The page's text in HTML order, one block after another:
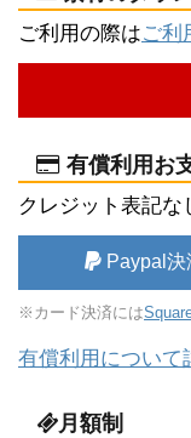
ご利用の際はご利
有償利用お
クレジット表記な
Paypal決
※カード決済には
有償利用について
月額制